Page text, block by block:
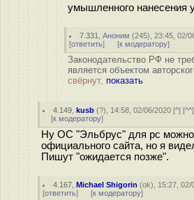
умышленного нанесения
7.331 ,Аноним (245), 23:45, 02/
[ответить] [к модератору]
Законодательство РФ не
является объектом
свёрнут, показать
4.149 ,kusb (?), 14:58, 02/06/2020 [^] [^^
[к модератору]
Ну ОС "Эльбрус" для pc можно
официального сайта, но я
Пишут "ожидается позже".
4.167 ,Michael Shigorin (ok), 15:27, 02/
[ответить] [к модератору]